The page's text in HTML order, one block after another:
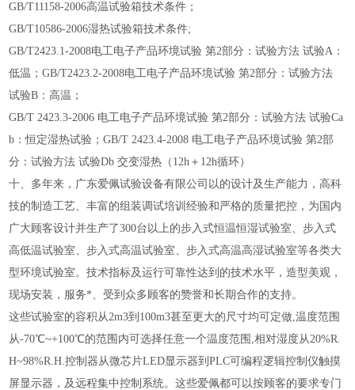
GB/T11158-2006高温试验箱技术条件；
GB/T10586-2006湿热试验箱技术条件;
GB/T2423.1-2008电工电子产品环境试验 第2部分：试验方法 试验A：
低温；GB/T2423.2-2008电工电子产品环境试验 第2部分：试验方法
试验B：高温；
GB/T 2423.3-2006 电工电子产品环境试验 第2部分：试验方法 试验Ca
b：恒定湿热试验；GB/T 2423.4-2008 电工电子产品环境试验 第2部
分：试验方法 试验Db 交变湿热（12h＋12h循环）
十、多年来， 广东爱佩试验设备有限公司 以的设计及生产能力，高科
技的制造工艺、丰富的组装调试培训经验和严格的质量把控，为国内
广大顾客设计并生产了300台以上的步入式恒温恒湿试验室、步入式
高低温试验室、步入式高温试验室、步入式高温高湿试验室等各类大
型环境试验室。技术指标及运行可靠性达到的技术水平，造型美观，
现场安装，服务*、受到众多顾客的赞誉和长期合作的支持。
这些试验室的容积从2m3到100m3甚至更大的尺寸均可定做,温度范围
从-70℃~+100℃的范围内可选择任意一个温度范围,相对湿度从20%R.
H~98%R.H.控制器从微芯片LED显示器到PLC可编程逻辑控制仪触摸
屏显示器，及远程集中控制系统。这些爱佩都可以按顾客的要求专门